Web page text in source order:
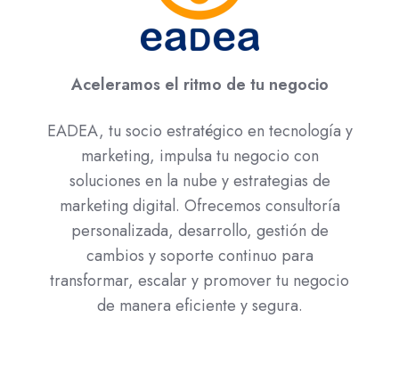
Aceleramos el ritmo de tu negocio
EADEA, tu socio estratégico en tecnología y
marketing, impulsa tu negocio con
soluciones en la nube y estrategias de
marketing digital. Ofrecemos consultoría
personalizada, desarrollo, gestión de
cambios y soporte continuo para
transformar, escalar y promover tu negocio
de manera eficiente y segura.